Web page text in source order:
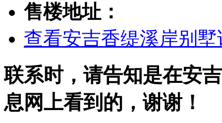
售楼地址：
查看安吉香缇溪岸别
联系时，请告知是在安
息网上看到的，谢谢！